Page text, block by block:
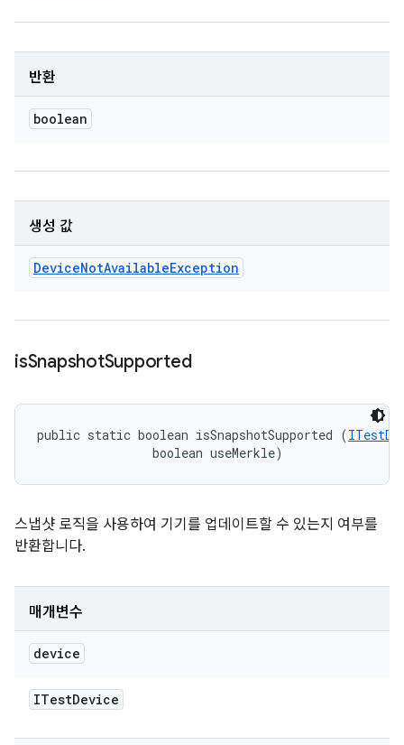
반환
boolean
생성 값
DeviceNotAvailableException
isSnapshotSupported
public static boolean isSnapshotSupported (
                boolean useMerkle)
스냅샷 로직을 사용하여 기기를 업데이트할 수 있는지 여부를
반환합니다.
매개변수
device
ITestDevice